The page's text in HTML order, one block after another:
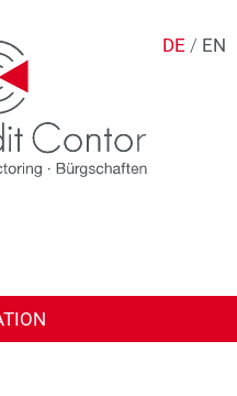
DE / EN